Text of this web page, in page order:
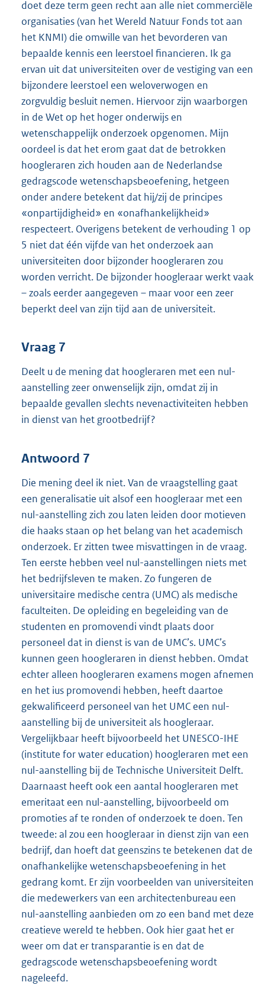
doet deze term geen recht aan alle niet commerciële
organisaties (van het Wereld Natuur Fonds tot aan
het KNMI) die omwille van het bevorderen van
bepaalde kennis een leerstoel financieren. Ik ga
ervan uit dat universiteiten over de vestiging van een
bijzondere leerstoel een weloverwogen en
zorgvuldig besluit nemen. Hiervoor zijn waarborgen
in de Wet op het hoger onderwijs en
wetenschappelijk onderzoek opgenomen. Mijn
oordeel is dat het erom gaat dat de betrokken
hoogleraren zich houden aan de Nederlandse
gedragscode wetenschapsbeoefening, hetgeen
onder andere betekent dat hij/zij de principes
«onpartijdigheid» en «onafhankelijkheid»
respecteert. Overigens betekent de verhouding 1 op
5 niet dat één vijfde van het onderzoek aan
universiteiten door bijzonder hoogleraren zou
worden verricht. De bijzonder hoogleraar werkt vaak
– zoals eerder aangegeven – maar voor een zeer
beperkt deel van zijn tijd aan de universiteit.
Vraag 7
Deelt u de mening dat hoogleraren met een nul-
aanstelling zeer onwenselijk zijn, omdat zij in
bepaalde gevallen slechts nevenactiviteiten hebben
in dienst van het grootbedrijf?
Antwoord 7
Die mening deel ik niet. Van de vraagstelling gaat
een generalisatie uit alsof een hoogleraar met een
nul-aanstelling zich zou laten leiden door motieven
die haaks staan op het belang van het academisch
onderzoek. Er zitten twee misvattingen in de vraag.
Ten eerste hebben veel nul-aanstellingen niets met
het bedrijfsleven te maken. Zo fungeren de
universitaire medische centra (UMC) als medische
faculteiten. De opleiding en begeleiding van de
studenten en promovendi vindt plaats door
personeel dat in dienst is van de UMC’s. UMC’s
kunnen geen hoogleraren in dienst hebben. Omdat
echter alleen hoogleraren examens mogen afnemen
en het ius promovendi hebben, heeft daartoe
gekwalificeerd personeel van het UMC een nul-
aanstelling bij de universiteit als hoogleraar.
Vergelijkbaar heeft bijvoorbeeld het UNESCO-IHE
(institute for water education) hoogleraren met een
nul-aanstelling bij de Technische Universiteit Delft.
Daarnaast heeft ook een aantal hoogleraren met
emeritaat een nul-aanstelling, bijvoorbeeld om
promoties af te ronden of onderzoek te doen. Ten
tweede: al zou een hoogleraar in dienst zijn van een
bedrijf, dan hoeft dat geenszins te betekenen dat de
onafhankelijke wetenschapsbeoefening in het
gedrang komt. Er zijn voorbeelden van universiteiten
die medewerkers van een architectenbureau een
nul-aanstelling aanbieden om zo een band met deze
creatieve wereld te hebben. Ook hier gaat het er
weer om dat er transparantie is en dat de
gedragscode wetenschapsbeoefening wordt
nageleefd.